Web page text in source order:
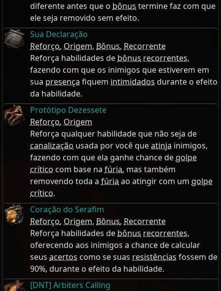
diferente antes que o bônus termine faz com que
ele seja removido sem efeito.
Sua Declaração
Reforço, Origem, Bônus, Recorrente
Reforça habilidades de bônus recorrentes,
fazendo com que os inimigos que estiverem em
sua presença fiquem intimidados durante o efeito
da habilidade.
Protótipo Dezessete
Reforço, Origem
Reforça qualquer habilidade que não seja de
canalização usada por você queatinja inimigos,
fazendo com que ela ganhe chance de golpe
crítico com base na fúria, mas também
removendo toda a fúria ao atingir com um golpe
crítico.
Coração do Serafim
Reforço, Origem, Bônus, Recorrente
Reforça habilidades de bônus recorrentes,
oferecendo aos inimigos a chance de calcular
seus acertos como se suas resistências fossem de
90%, durante o efeito da habilidade.
[DNT] Arbiters Calling